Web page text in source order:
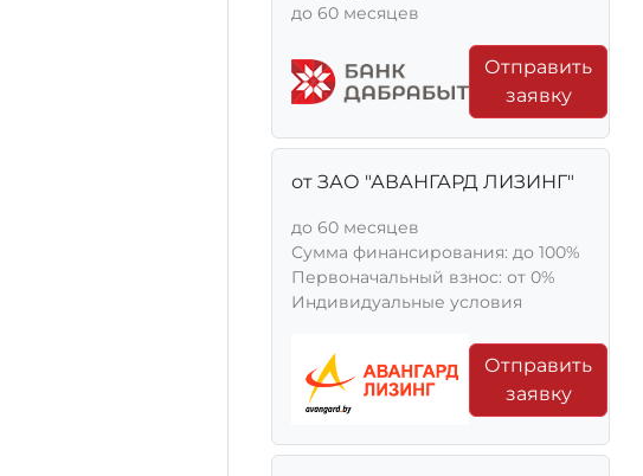
до 60 месяцев
Отправить
заявку
от ЗАО "АВАНГАРД ЛИЗИНГ"
до 60 месяцев
Сумма финансирования: до 100%
Первоначальный взнос: от 0%
Индивидуальные условия
Отправить
заявку